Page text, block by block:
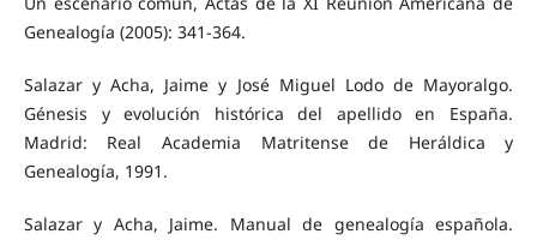
Genealogía (2005): 341-364.
Salazar y Acha, Jaime y José Miguel Lodo de Mayoralgo.
Génesis y evolución histórica del apellido en España.
Madrid: Real Academia Matritense de Heráldica y
Genealogía, 1991.
Salazar y Acha, Jaime. Manual de genealogía española.